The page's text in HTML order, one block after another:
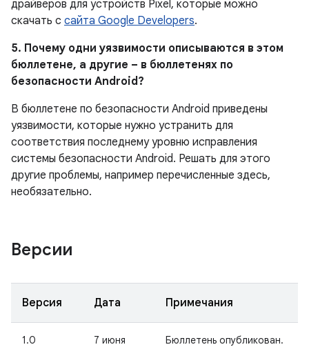
драйверов для устройств Pixel, которые можно
скачать с сайта Google Developers.
5. Почему одни уязвимости описываются в этом
бюллетене, а другие – в бюллетенях по
безопасности Android?
В бюллетене по безопасности Android приведены
уязвимости, которые нужно устранить для
соответствия последнему уровню исправления
системы безопасности Android. Решать для этого
другие проблемы, например перечисленные здесь,
необязательно.
Версии
Версия Дата Примечания
1.0
7 июня
Бюллетень опубликован.